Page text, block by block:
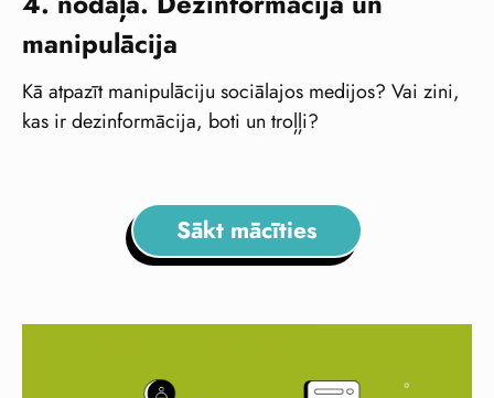
manipulācija
Kā atpazīt manipulāciju sociālajos medijos? Vai zini,
kas ir dezinformācija, boti un troļļi?
Sākt mācīties